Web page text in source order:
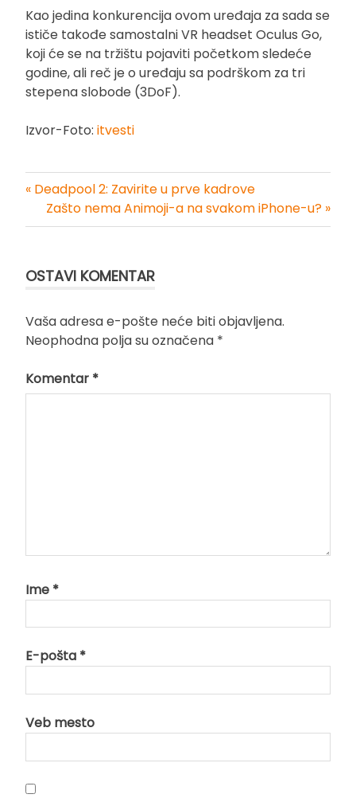
Kao jedina konkurencija ovom uređaja za sada se
ističe takođe samostalni VR headset Oculus Go,
koji će se na tržištu pojaviti početkom sledeće
godine, ali reč je o uređaju sa podrškom za tri
stepena slobode (3DoF).
Izvor-Foto: itvesti
Kretanje
« Deadpool 2: Zavirite u prve kadrove
Zašto nema Animoji-a na svakom iPhone-u? »
OSTAVI KOMENTAR
Vaša adresa e-pošte neće biti objavljena.
Neophodna polja su označena *
Komentar *
Ime *
E-pošta *
Veb mesto